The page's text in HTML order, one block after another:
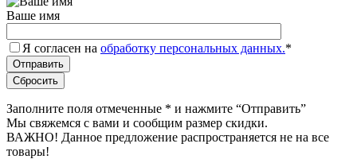
Ваше имя
Я согласен на обработку персональных данных.*
Заполните поля отмеченные * и нажмите “Отправить”
Мы свяжемся с вами и сообщим размер скидки.
ВАЖНО! Данное предложение распространяется не на все
товары!